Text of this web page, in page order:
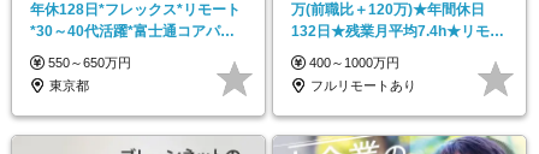
年休128日*フレックス*リモート
*30～40代活躍*富士通コアパー
トナー
550～650万円
東京都
万(前職比＋120万)★年間休日
132日★残業月平均7.4h★リモあ
り
400～1000万円
フルリモートあり